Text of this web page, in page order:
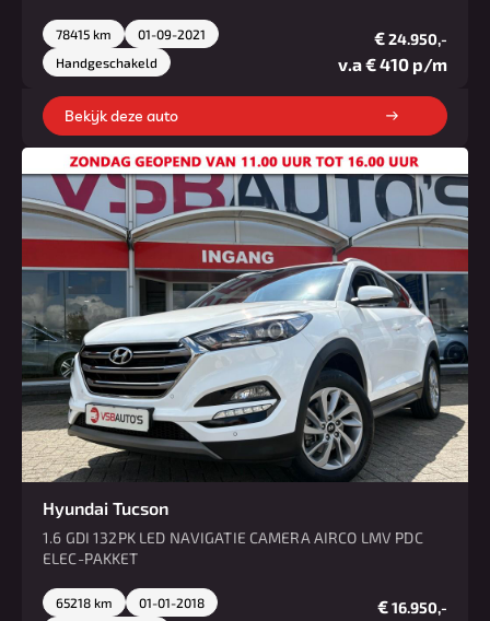
78415 km
01-09-2021
Handgeschakeld
€24.950,-
v.a € 410 p/m
Bekijk deze auto
Hyundai Tucson
1.6 GDI 132PK LED NAVIGATIE CAMERA AIRCO LMV PDC
ELEC-PAKKET
65218 km
01-01-2018
€16.950,-